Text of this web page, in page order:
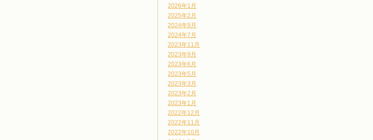
2026年1月
2025年2月
2024年9月
2024年7月
2023年11月
2023年9月
2023年6月
2023年5月
2023年3月
2023年2月
2023年1月
2022年12月
2022年11月
2022年10月